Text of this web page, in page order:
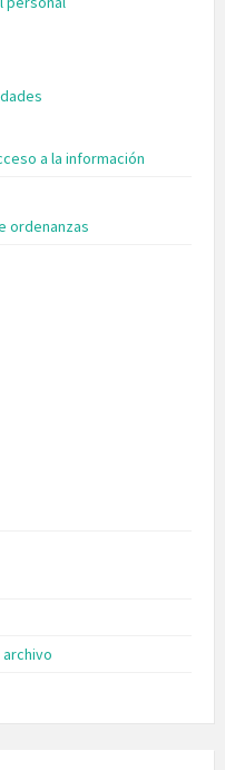
a la información
ordenanzas